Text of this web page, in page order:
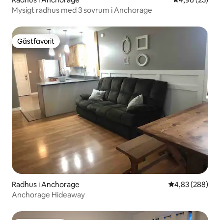
Mysigt radhus med 3 sovrum i Anchorage
Gästfavorit
Gästfavorit
Radhus i Anchorage 4,83 av 5 i
4,83 (288)
Anchorage Hideaway